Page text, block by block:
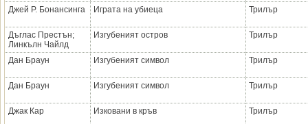
Джей Р. Бонансинга Играта на убиеца Трилър
Дъглас Престън;
Линкълн Чайлд
Изгубеният остров Трилър
Дан Браун Изгубеният символ Трилър
Дан Браун Изгубеният символ Трилър
Джак Кар Изковани в кръв Трилър